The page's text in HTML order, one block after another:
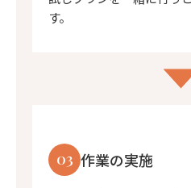
す。
03 作業の実施